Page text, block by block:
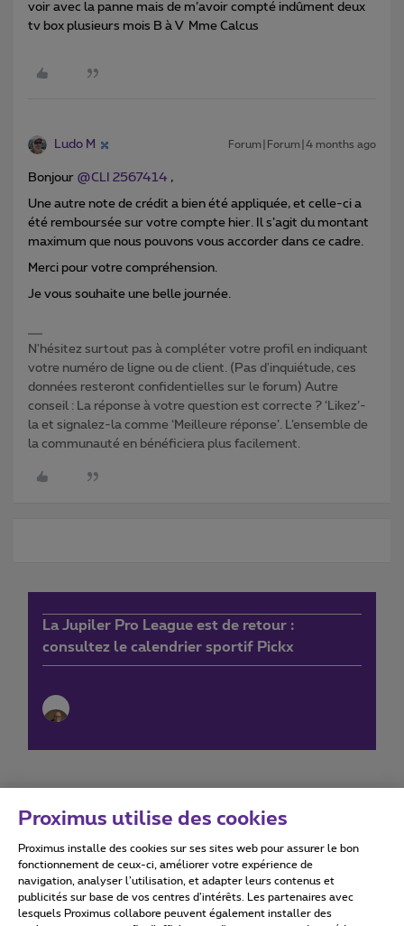
voir avec la panne mais de m’avoir compté indûment deux
tv box plusieurs mois B à V Mme Calcus
Ludo M Forum|Forum|4 months ago
Bonjour ​ @CLI 2567414 ,
Une autre note de crédit a bien été appliquée, et celle-ci a
été remboursée sur votre compte hier. Il s’agit du montant
maximum que nous pouvons vous accorder dans ce cadre.
Merci pour votre compréhension.
Je vous souhaite une belle journée.
N'hésitez surtout pas à compléter votre profil en indiquant
votre numéro de ligne ou de client. (Pas d'inquiétude, ces
données resteront confidentielles sur le forum) Autre
conseil : La réponse à votre question est correcte ? ‘Likez’-
la et signalez-la comme ‘Meilleure réponse’. L’ensemble de
la communauté en bénéficiera plus facilement.
La Jupiler Pro League est de retour :
consultez le calendrier sportif Pickx
Conditions d'utilisation Accessibility statement
Proximus utilise des cookies
Proximus installe des cookies sur ses sites web pour assurer le bon
fonctionnement de ceux-ci, améliorer votre expérience de
navigation, analyser l’utilisation, et adapter leurs contenus et
publicités sur base de vos centres d’intérêts. Les partenaires avec
lesquels Proximus collabore peuvent également installer des